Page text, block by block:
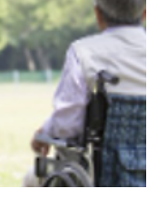
화와 치매 사이의 상태
는 뇌 기능이 노화로 인
에는 환자 자신만이 그